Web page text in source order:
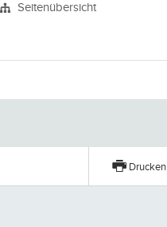
Seitenübersicht
Drucken